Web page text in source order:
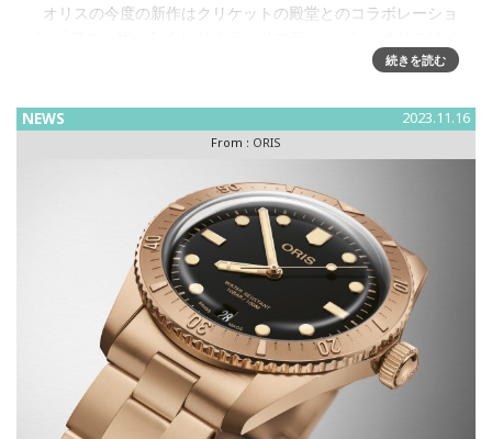
オリスの今度の新作はクリケットの殿堂とのコラボレーショ
リルボーン・クリケットクラブ(MCC)と協賛して、ビッグク
続きを読む
NEWS 2023.11.16
From : ORIS